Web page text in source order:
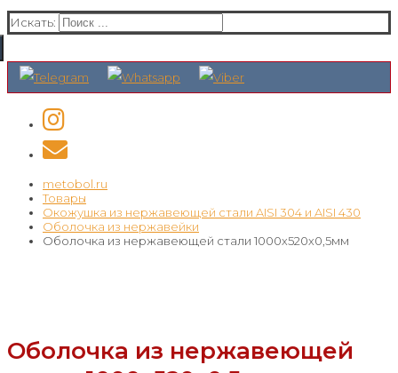
Искать:
metobol.ru
Товары
Окожушка из нержавеющей стали AISI 304 и AISI 430
Оболочка из нержавейки
Оболочка из нержавеющей стали 1000х520х0,5мм
Оболочка из нержавеющей